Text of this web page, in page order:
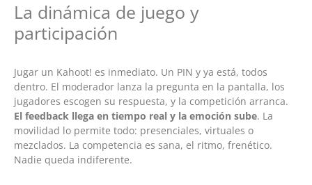
La dinámica de juego y
participación
Jugar un Kahoot! es inmediato. Un PIN y ya está, todos
dentro. El moderador lanza la pregunta en la pantalla, los
jugadores escogen su respuesta, y la competición arranca.
El feedback llega en tiempo real y la emoción sube. La
movilidad lo permite todo: presenciales, virtuales o
mezclados. La competencia es sana, el ritmo, frenético.
Nadie queda indiferente.